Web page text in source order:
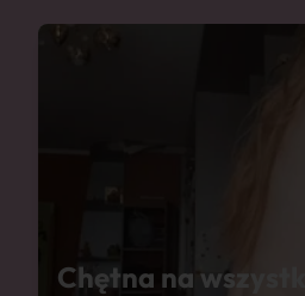
Chętna na wszystko